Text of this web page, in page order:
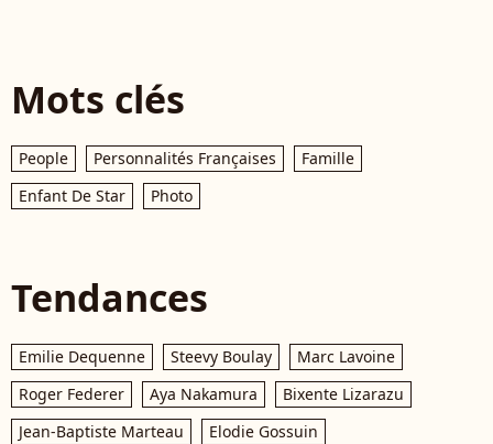
Mots clés
People Personnalités Françaises
Famille
Enfant De Star
Photo
Tendances
Emilie Dequenne Steevy Boulay
Marc Lavoine
Roger Federer
Aya Nakamura
Bixente Lizarazu
Jean-Baptiste Marteau
Elodie Gossuin